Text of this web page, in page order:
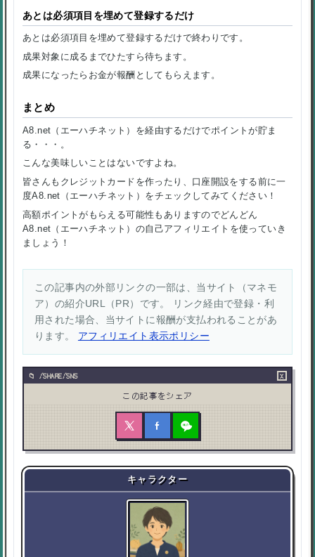
あとは必須項目を埋めて登録するだけ
あとは必須項目を埋めて登録するだけで終わりです。
成果対象に成るまでひたすら待ちます。
成果になったらお金が報酬としてもらえます。
まとめ
A8.net（エーハチネット）を経由するだけでポイントが貯ま
る・・・。
こんな美味しいことはないですよね。
皆さんもクレジットカードを作ったり、口座開設をする前に一
度A8.net（エーハチネット）をチェックしてみてください！
高額ポイントがもらえる可能性もありますのでどんどん
A8.net（エーハチネット）の自己アフィリエイトを使っていき
ましょう！
この記事内の外部リンクの一部は、当サイト（マネモ
ア）の紹介URL（PR）です。 リンク経由で登録・利
用された場合、当サイトに報酬が支払われることがあ
ります。 アフィリエイト表示ポリシー
/SHARE/SNS ×
この記事をシェア
キャラクター